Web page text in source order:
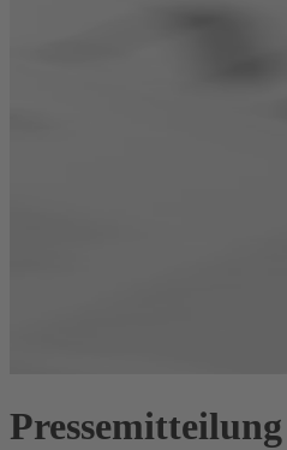
Pressemitteilung